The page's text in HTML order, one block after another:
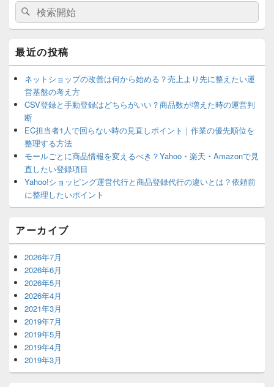
ン
サ
ド
バ
ー
ジ
ッ
エ
検
索
対
象:
検
索
最近の投稿
ネットショップの改善は何から始める？売上より先に整えたい運
営基盤の考え方
CSV登録と手動登録はどちらがいい？商品数が増えた時の運営判
断
EC担当者1人で回らない時の見直しポイント｜作業の優先順位を
整理する方法
モールごとに商品情報を変えるべき？Yahoo・楽天・Amazonで見
直したい登録項目
Yahoo!ショッピング運営代行と商品登録代行の違いとは？依頼前
に整理したいポイント
アーカイブ
2026年7月
2026年6月
2026年5月
2026年4月
2021年3月
2019年7月
2019年5月
2019年4月
2019年3月